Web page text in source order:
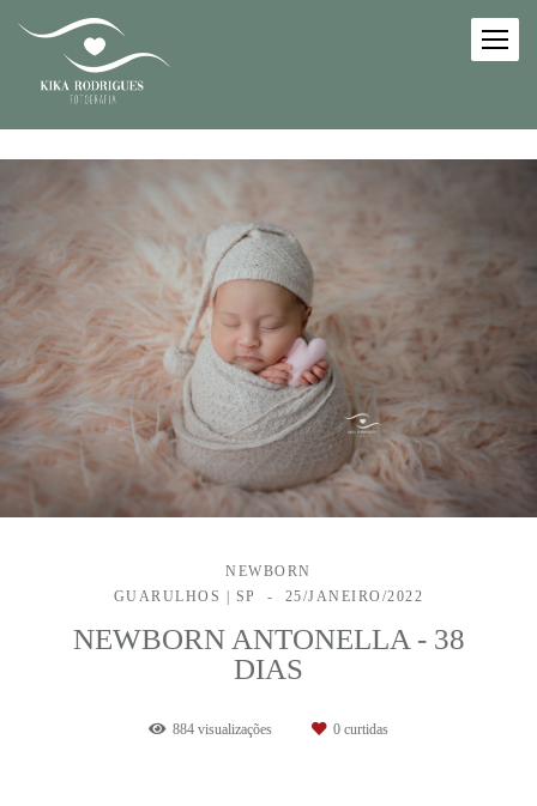
NEWBORN
GUARULHOS | SP
25/JANEIRO/2022
NEWBORN ANTONELLA - 38
DIAS
884 visualizações 0 curtidas